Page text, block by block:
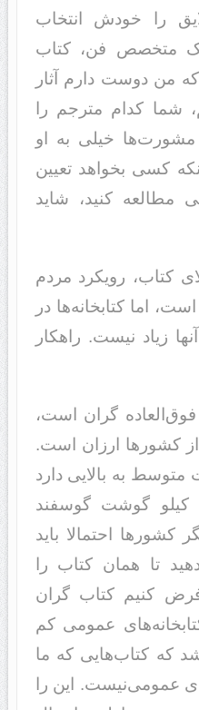
را خودش انتخاب
متخصص فن، کتاب
من دوست دارم آثار
شما کدام مترجم را
مشورت‌ها خیلی به او
کسی بخواهد تعیین
مطالعه کنید، شاید
کتاب، رویکرد مردم
اما کتابخانه‌ها در
زیاد نیست. راهکار
گران است،
کشورها ارزان است.
متوسط به بالایی دارد
کیلو گوشت گوسفند
کشورها احتمالا باید
تا همان کتاب را
فرض کنیم کتاب گران
عمومی ‌کم
که کتاب‌هایی که ما
عمومی‌نیست. این را